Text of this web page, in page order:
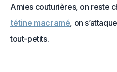
Amies couturières, on reste
tétine macramé, on
tout-petits.